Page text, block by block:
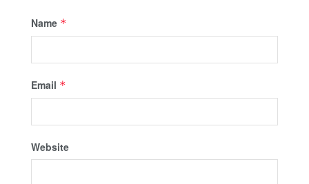
Name *
Email *
Website